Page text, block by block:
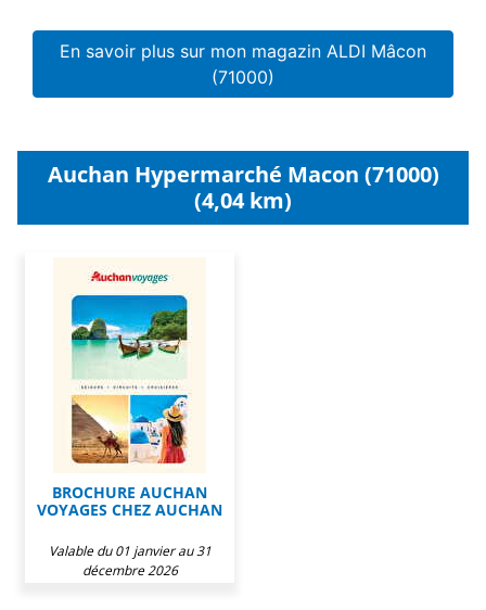
En savoir plus sur mon magazin ALDI Mâcon
(71000)
Auchan Hypermarché Macon (71000)
(4,04 km)
BROCHURE AUCHAN
VOYAGES CHEZ AUCHAN
Valable du 01 janvier au 31
décembre 2026